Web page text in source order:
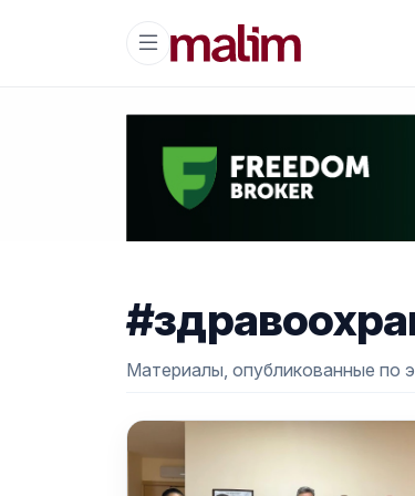
Материалы, опубликованные по